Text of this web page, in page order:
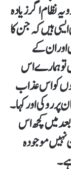
نظام اگر زیادہ
ہیں کہ جن کا
اور ان کے
تو ہمارے اس
کو اس عذاب
روکی اور کہا۔
میں کچھ اس
نہیں موجودہ